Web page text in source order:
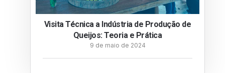
Visita Técnica a Indústria de Produção de
Queijos: Teoria e Prática
9 de maio de 2024